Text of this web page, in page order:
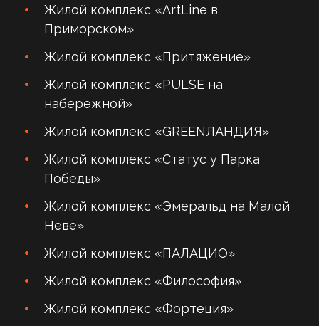
Жилой комплекс «ArtLine в
Приморском»
Жилой комплекс «Притяжение»
Жилой комплекс «PULSE на
набережной»
Жилой комплекс «GREENЛАНДИЯ»
Жилой комплекс «Статус у Парка
Победы»
Жилой комплекс «Эмеральд на Малой
Неве»
Жилой комплекс «ПАЛАЦИО»
Жилой комплекс «Философия»
Жилой комплекс «Фортеция»